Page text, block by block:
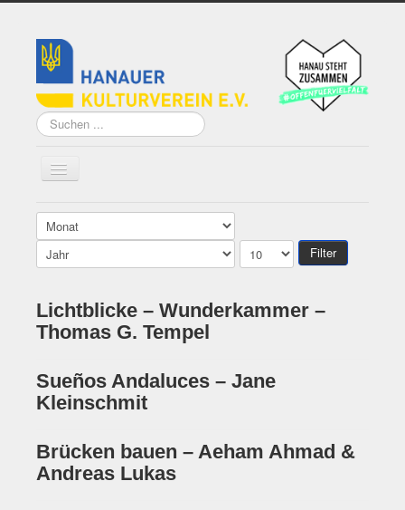
Suchen
...
Home
Über uns
Vorstand
Künstler*innen der
Grundsatzprogramm
Impressum
Filter
Lichtblicke – Wunderkammer –
Thomas G. Tempel
Sueños Andaluces – Jane
Kleinschmit
Brücken bauen – Aeham Ahmad &
Andreas Lukas